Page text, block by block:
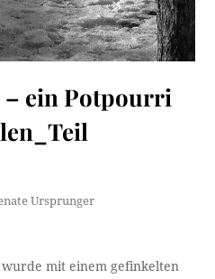
– ein Potpourri
Ursprunger
wurde mit einem gefinkelten